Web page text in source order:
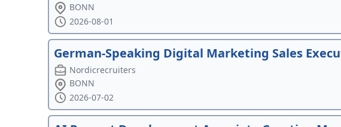
BONN
2026-08-01
German-Speaking Digital Marketing Sales
Nordicrecruiters
BONN
2026-07-02